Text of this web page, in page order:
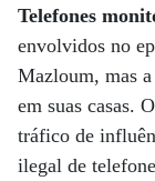
Telefones
envolvidos no
Mazloum, mas
em suas casas.
tráfico de
ilegal de